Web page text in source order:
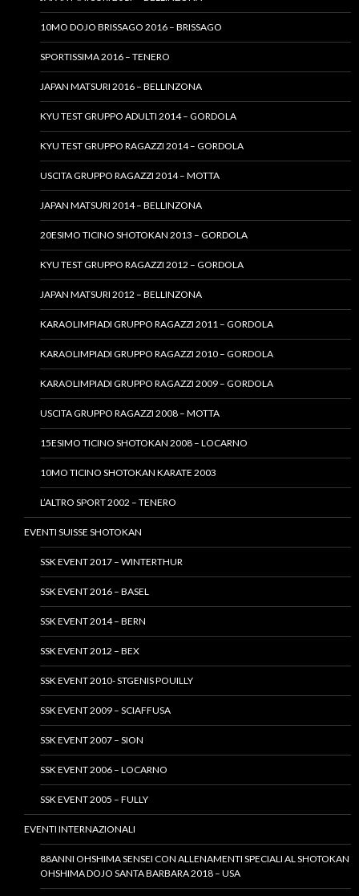
10MO DOJO BRISSAGO 2016 – BRISSAGO
SPORTISSIMA 2016 – TENERO
JAPAN MATSURI 2016 – BELLINZONA
KYU TEST GRUPPO ADULTI 2014 – GORDOLA
KYU TEST GRUPPO RAGAZZI 2014 – GORDOLA
USCITA GRUPPO RAGAZZI 2014 – MOTTA
JAPAN MATSURI 2014 – BELLINZONA
20ESIMO TICINO SHOTOKAN 2013 – GORDOLA
KYU TEST GRUPPO RAGAZZI 2012 – GORDOLA
JAPAN MATSURI 2012 – BELLINZONA
KARAOLIMPIADI GRUPPO RAGAZZI 2011 – GORDOLA
KARAOLIMPIADI GRUPPO RAGAZZI 2010 – GORDOLA
KARAOLIMPIADI GRUPPO RAGAZZI 2009 – GORDOLA
USCITA GRUPPO RAGAZZI 2008 – MOTTA
15ESIMO TICINO SHOTOKAN 2008 – LOCARNO
10MO TICINO SHOTOKAN KARATE 2003
L’ALTRO SPORT 2002 – TENERO
EVENTI SUISSE SHOTOKAN
SSK EVENT 2017 – WINTERTHUR
SSK EVENT 2016 – BASEL
SSK EVENT 2014 – BERN
SSK EVENT 2012 – BEX
SSK EVENT 2010- STGENIS POUILLY
SSK EVENT 2009 – SCIAFFUSA
SSK EVENT 2007 – SION
SSK EVENT 2006 – LOCARNO
SSK EVENT 2005 – FULLY
EVENTI INTERNAZIONALI
88ANNI OHSHIMA SENSEI CON ALLENAMENTI SPECIALI AL SHOTOKAN
OHSHIMA DOJO SANTA BARBARA 2018 – USA